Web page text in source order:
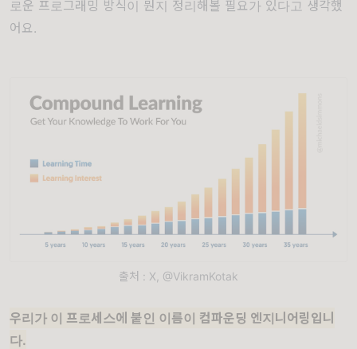
로운 프로그래밍 방식이 뭔지 정리해볼 필요가 있다고 생각했
어요.
출처 : X, @VikramKotak
우리가 이 프로세스에 붙인 이름이 컴파운딩 엔지니어링입니
다.